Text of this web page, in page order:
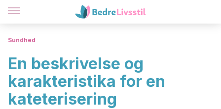
Sundhed
En beskrivelse og
karakteristika for en
kateterisering